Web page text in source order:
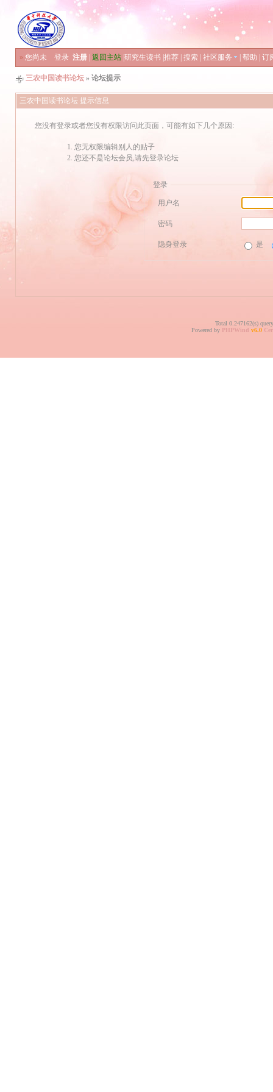
» 您尚未 登录 注册 返回主站 研究生读书 推荐 搜索 社区服务 帮助 订
三农中国读书论坛 » 论坛提示
三农中国读书论坛 提示信息
您没有登录或者您没有权限访问此页面，可能有如下几个原因:
您无权限编辑别人的贴子
您还不是论坛会员,请先登录论坛
登录
用户名
密码
隐身登录 是
Total 0.247162(s)
Powered by PHPWind v6.0